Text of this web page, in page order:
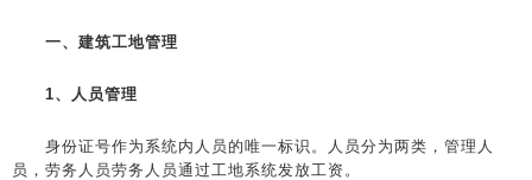
一、建筑工地管理
1、人员管理
身份证号作为系统内人员的唯一标识。人员分为两类，管理人
员，劳务人员劳务人员通过工地系统发放工资。